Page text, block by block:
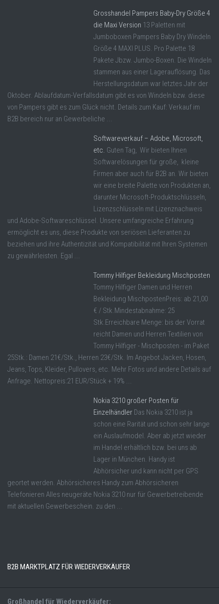
Grosshandel Pampers Baby-Dry Größe 4
die Maxi Version 13 Paletten mit
Jumboboxen Pampers Baby Dry Windeln
Größe 4 MAXI PLUS. Pro Palette 18
Pakete Jbzw. Jumbo-Boxen. Die Windeln
stammen aus einer Lagerauflösung. Das
Herstellungsdatum war letztes Jahr der
Oktober. Ablaufdatum-Verfallsdatum gibt es von Windeln bzw. diese
von Pampers gibt es zum Glück nicht. Details zum Kauf: Verkauf im
B2B bereich nur an Gewerbeliche ...
Softwareverkauf – Adobe, Microsoft,
etc. Guten Tag, Wir bieten Ihnen
Softwarelösungen für große, kleine
Firmen aber auch für B2B an. Wir bieten
wir eine breite Palette von Produkten an,
darunter Microsoft-Produktschlüsseln,
Lizenzschlüsseln mit Lizenznachweis
und Adobe-Softwareschlüssel. Unsere umfangreiche Erfahrung
ermöglicht es uns, diese Produkte von seriösen Lieferanten zu
beziehen und ihre Authentizität und Kompatibilität mit Ihren Systemen
zu gewährleisten. Egal ...
Tommy Hilfiger Bekleidung Mischposten
Tommy Hilfiger Damen und Herren
Bekleidung MischpostenPreis: ab 21,00
€ / Stk.Mindestabnahme: 25
Stk.Erreichbare Menge: bis der Vorrat
reicht Damen und Herren Textilien von
Tommy Hilfiger - Mischposten - im Paket
25Stk.: Damen 21€/Stk., Herren 23€/Stk. Im Angebot Jacken, Hosen,
Jeans, Tops, Kleider, Pullovers, etc. Mehr Fotos und andere Details auf
Anfrage. Nettopreis:21 EUR/Stück + 19% ...
Nokia 3210 großer Posten für
Einzelhändler Das Nokia 3210 ist ja
schon eine Rarität und schon sehr lange
ein Auslaufmodel. Aber ab jetzt wieder
im Handel erhältlich bzw. bei uns ab
Lager in München. Handy ist
Abhörsicher und kann nicht per GPS
geortet werden. Abhörsicheres Handy zum Abhörsicheren
Telefonieren Alles neugeräte Nokia 3210 nur für Gewerbetreibende
mit aktuellen Gewerbeschein. zu den ...
B2B MARKTPLATZ FÜR WIEDERVERKÄUFER
Großhandel für Wiederverkäufer: